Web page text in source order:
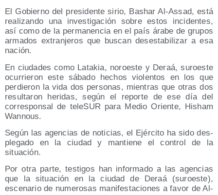
El Gobierno del pre­si­den­te sirio, Bashar Al-Assad, está
rea­li­zan­do una inves­ti­ga­ción sobre estos inci­den­tes,
así como de la per­ma­nen­cia en el país ára­be de gru­pos
arma­dos extran­je­ros que bus­can des­es­ta­bi­li­zar a esa
nación.
En ciu­da­des como Lata­kia, noroes­te y Deraá, sur­oes­te
ocu­rrie­ron este sába­do hechos vio­len­tos en los que
per­die­ron la vida dos per­so­nas, mien­tras que otras dos
resul­ta­ron heri­das, según el repor­te de ese día del
corres­pon­sal de tele­SUR para Medio Orien­te, Hisham
Wannous.
Según las agen­cias de noti­cias, el Ejér­ci­to ha sido des­
ple­ga­do en la ciu­dad y man­tie­ne el con­trol de la
situación.
Por otra par­te, tes­ti­gos han infor­ma­do a las agen­cias
que la situa­ción en la ciu­dad de Deraá (sur­oes­te),
esce­na­rio de nume­ro­sas mani­fes­ta­cio­nes a favor de Al-